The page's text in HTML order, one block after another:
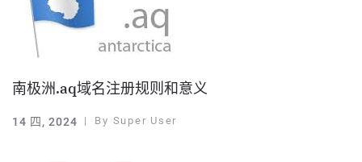
南极洲.aq域名注册规则和意义
14 四, 2024 By Super User